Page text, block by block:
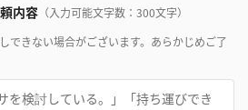
内容 （入力可能文字数：300文字）
できない場合がございます。あらかじめご了